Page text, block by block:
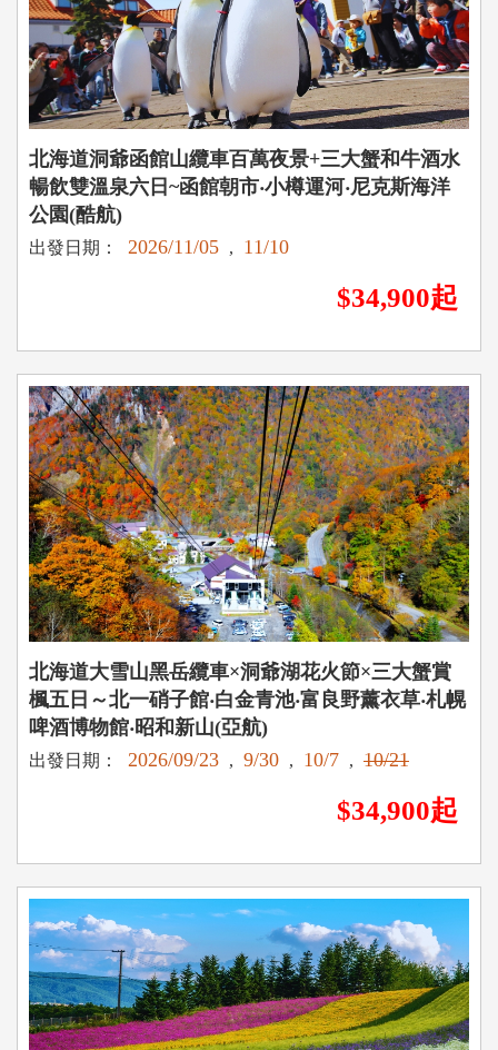
北海道洞爺函館山纜車百萬夜景+三大蟹和牛酒水
暢飲雙溫泉六日~函館朝市‧小樽運河‧尼克斯海洋
公園(酷航)
出發日期： 2026/11/05 , 11/10
$34,900起
北海道大雪山黑岳纜車×洞爺湖花火節×三大蟹賞
楓五日～北一硝子館‧白金青池‧富良野薰衣草‧札幌
啤酒博物館‧昭和新山(亞航)
出發日期： 2026/09/23 , 9/30 , 10/7 , 10/21
$34,900起